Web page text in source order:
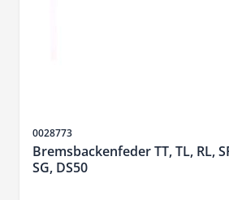
SKU
0028773
Bremsbackenfeder TT, TL, RL,
SG, DS50